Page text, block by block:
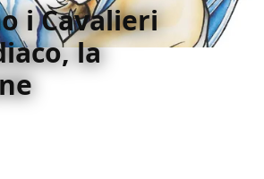
i Cavalieri
la